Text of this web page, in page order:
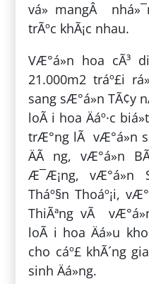
vá» mangÂ
trÃºc khÃ¡c nhau.
VÆ°á»n hoa cÃ³
21.000m2 tráº£i
sang sÆ°á»n TÃ¢y
loÃ i hoa Äáº·c
trÆ°ng lÃ vÆ°á»n
ÄÃ ng, vÆ°á»n
Æ¯Æ¡ng, vÆ°á»n
Tháº§n Thoáº¡i,
ThiÃªng vÃ
loÃ i hoa Äá»u
cho cáº£ khÃ´ng
sinh Äá»ng.